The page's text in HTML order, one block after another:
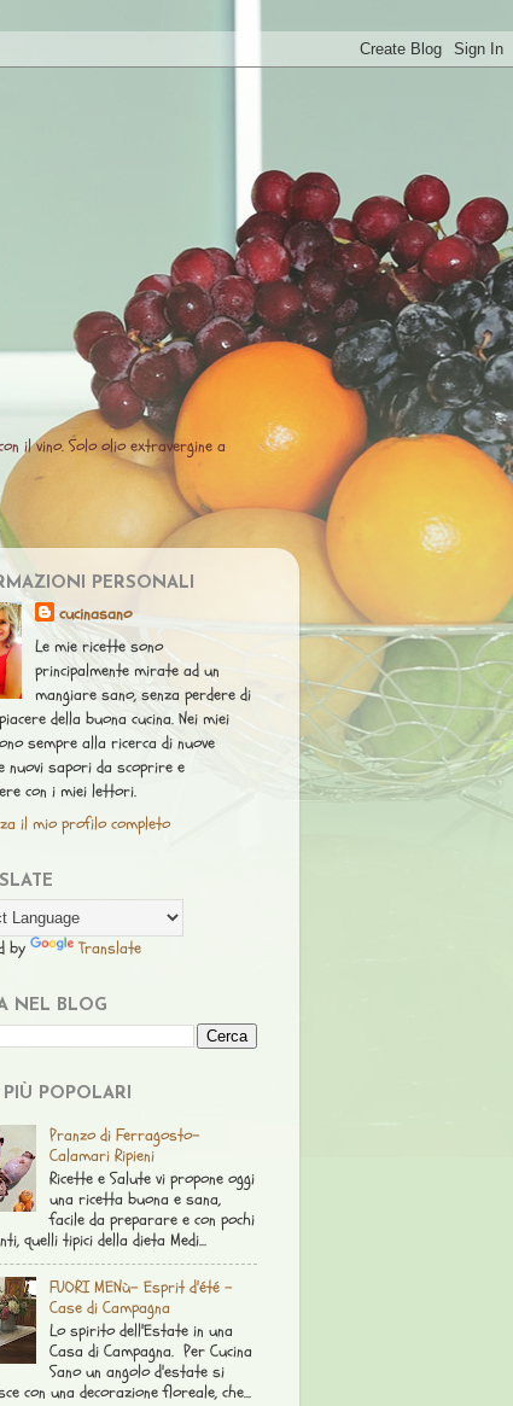
il vino. Solo olio extravergine a
PERSONALI
cucinasano
Le mie ricette sono
principalmente mirate ad un
mangiare sano, senza perdere di
della buona cucina. Nei miei
sempre alla ricerca di nuove
nuovi sapori da scoprire e
con i miei lettori.
il mio profilo completo
by Translate
NEL BLOG
PIÙ POPOLARI
Pranzo di Ferragosto-
Calamari Ripieni
Ricette e Salute vi propone oggi
una ricetta buona e sana,
facile da preparare e con pochi
quelli tipici della dieta Medi...
FUORI MENù- Esprit d'été -
Case di Campagna
Lo spirito dell'Estate in una
Casa di Campagna. Per Cucina
Sano un angolo d'estate si
con una decorazione floreale, che...